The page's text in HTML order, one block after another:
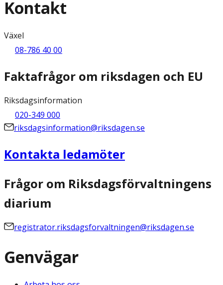
Kontakt
Växel
08-786 40 00
Faktafrågor om riksdagen och EU
Riksdagsinformation
020-349 000
riksdagsinformation@riksdagen.se
Kontakta ledamöter
Frågor om Riksdagsförvaltningens
diarium
registrator.riksdagsforvaltningen@riksdagen.se
Genvägar